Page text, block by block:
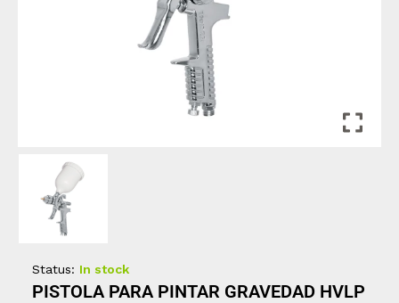
Status: In stock
PISTOLA PARA PINTAR GRAVEDAD HVLP